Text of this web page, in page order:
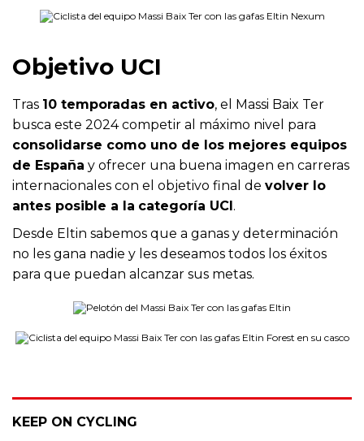
Objetivo UCI
Tras 10 temporadas en activo, el Massi Baix Ter
busca este 2024 competir al máximo nivel para
consolidarse como uno de los mejores equipos
de España y ofrecer una buena imagen en carreras
internacionales con el objetivo final de volver lo
antes posible a la categoría UCI.
Desde Eltin sabemos que a ganas y determinación
no les gana nadie y les deseamos todos los éxitos
para que puedan alcanzar sus metas.
KEEP ON CYCLING